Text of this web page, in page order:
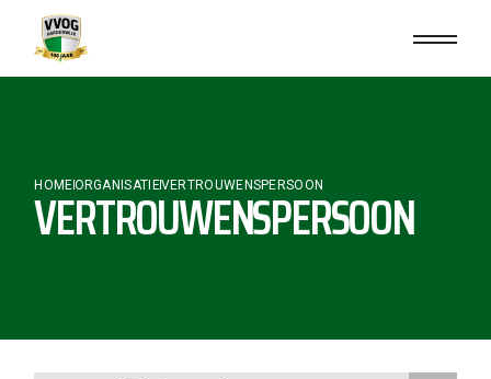
HOMEORGANISATIEVERTROUWENSPERSOON
VERTROUWENSPERSOON